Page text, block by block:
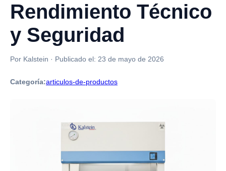
Rendimiento Técnico
y Seguridad
Por Kalstein · Publicado el: 23 de mayo de 2026
Categoría:articulos-de-productos